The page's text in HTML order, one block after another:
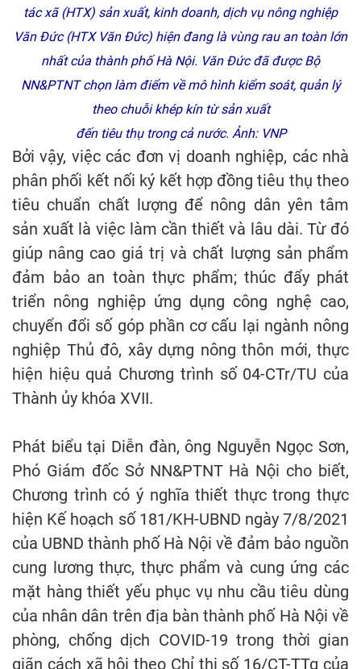
tác xã (HTX) sản xuất, kinh doanh, dịch vụ nông nghiệp
Văn Đức (HTX Văn Đức) hiện đang là vùng rau an toàn lớn
nhất của thành phố Hà Nội. Văn Đức đã được Bộ
NN&PTNT chọn làm điểm về mô hình kiểm soát, quản lý
theo chuỗi khép kín từ sản xuất
đến tiêu thụ trong cả nước. Ảnh: VNP
Bởi vậy, việc các đơn vị doanh nghiệp, các nhà
phân phối kết nối ký kết hợp đồng tiêu thụ theo
tiêu chuẩn chất lượng để nông dân yên tâm
sản xuất là việc làm cần thiết và lâu dài. Từ đó
giúp nâng cao giá trị và chất lượng sản phẩm
đảm bảo an toàn thực phẩm; thúc đẩy phát
triển nông nghiệp ứng dụng công nghệ cao,
chuyển đổi số góp phần cơ cấu lại ngành nông
nghiệp Thủ đô, xây dựng nông thôn mới, thực
hiện hiệu quả Chương trình số 04-CTr/TU của
Thành ủy khóa XVII.
Phát biểu tại Diễn đàn, ông Nguyễn Ngọc Sơn,
Phó Giám đốc Sở NN&PTNT Hà Nội cho biết,
Chương trình có ý nghĩa thiết thực trong thực
hiện Kế hoạch số 181/KH-UBND ngày 7/8/2021
của UBND thành phố Hà Nội về đảm bảo nguồn
cung lương thực, thực phẩm và cung ứng các
mặt hàng thiết yếu phục vụ nhu cầu tiêu dùng
của nhân dân trên địa bàn thành phố Hà Nội về
phòng, chống dịch COVID-19 trong thời gian
giãn cách xã hội theo Chỉ thị số 16/CT-TTg của